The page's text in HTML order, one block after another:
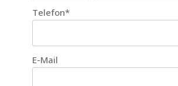
Telefon*
E-Mail